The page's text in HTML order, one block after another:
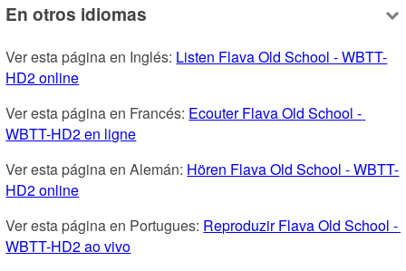
En otros idiomas
Ver esta página en Inglés: Listen Flava Old School - WBTT-
HD2 online
Ver esta página en Francés: Ecouter Flava Old School -
WBTT-HD2 en ligne
Ver esta página en Alemán: Hören Flava Old School - WBTT-
HD2 online
Ver esta página en Portugues: Reproduzir Flava Old School -
WBTT-HD2 ao vivo